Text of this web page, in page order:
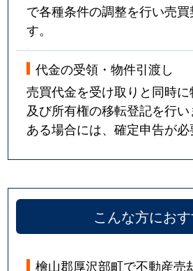
で各種条件の調整を行い売
す。
代金の受領・物件引渡し
売買代金を受け取りと同時
及び所有権の移転登記を行
ある場合には、確定申告が必
こんな方にお
檜山郡厚沢部町で不動産売